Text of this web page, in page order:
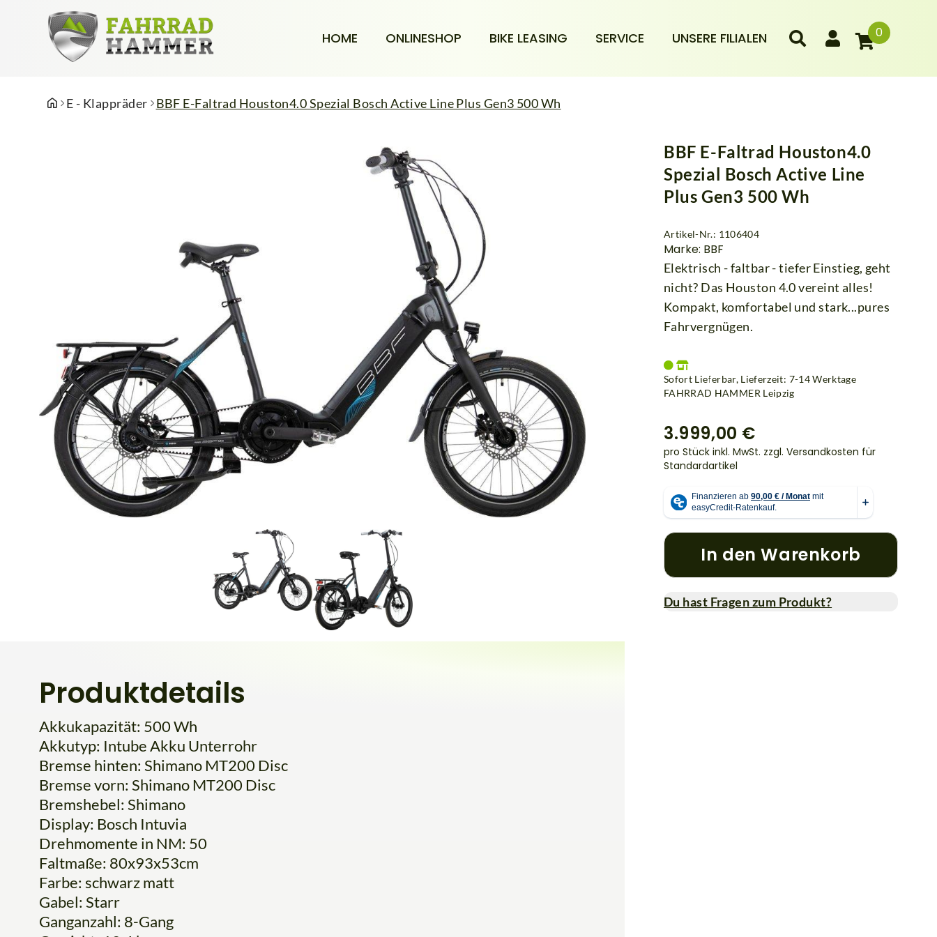
HOME ONLINESHOP BIKE LEASING SERVICE UNSERE FILIALEN 0
E - Klappräder BBF E-Faltrad Houston4.0 Spezial Bosch Active Line Plus Gen3 500 Wh
Produktdetails
Akkukapazität: 500 Wh
Akkutyp: Intube Akku Unterrohr
Bremse hinten: Shimano MT200 Disc
Bremse vorn: Shimano MT200 Disc
Bremshebel: Shimano
Display: Bosch Intuvia
Drehmomente in NM: 50
Faltmaße: 80x93x53cm
Farbe: schwarz matt
Gabel: Starr
Ganganzahl: 8-Gang
BBF E-Faltrad Houston4.0
Spezial Bosch Active Line
Plus Gen3 500 Wh
Artikel-Nr.: 1106404
Marke: BBF
Elektrisch - faltbar - tiefer Einstieg, geht
nicht? Das Houston 4.0 vereint alles!
Kompakt, komfortabel und stark...pures
Fahrvergnügen.
Sofort Lieferbar, Lieferzeit: 7-14 Werktage
FAHRRAD HAMMER Leipzig
3.999,00 €
pro Stück inkl. MwSt. zzgl. Versandkosten für
Standardartikel
In den Warenkorb
Du hast Fragen zum Produkt?